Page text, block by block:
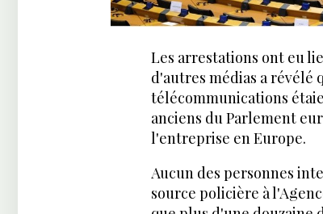
Les arrestations ont eu
d'autres médias a révélé
télécommunications
anciens du Parlement
l'entreprise en Europe.
Aucun des personnes
source policière à